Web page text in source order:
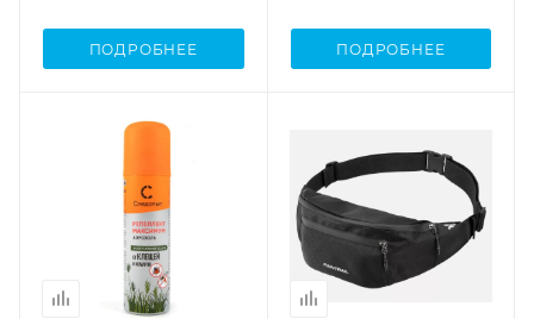
ПОДРОБНЕЕ ПОДРОБНЕЕ